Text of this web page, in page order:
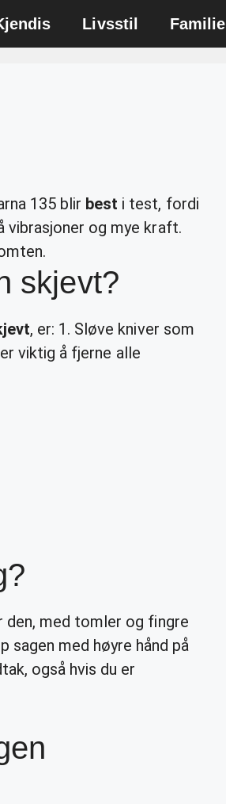
Livsstil Familie
135 blir best i test, fordi
vibrasjoner og mye kraft.
skjevt?
, er: 1. Sløve kniver som
viktig å fjerne alle
den, med tomler og fingre
sagen med høyre hånd på
også hvis du er